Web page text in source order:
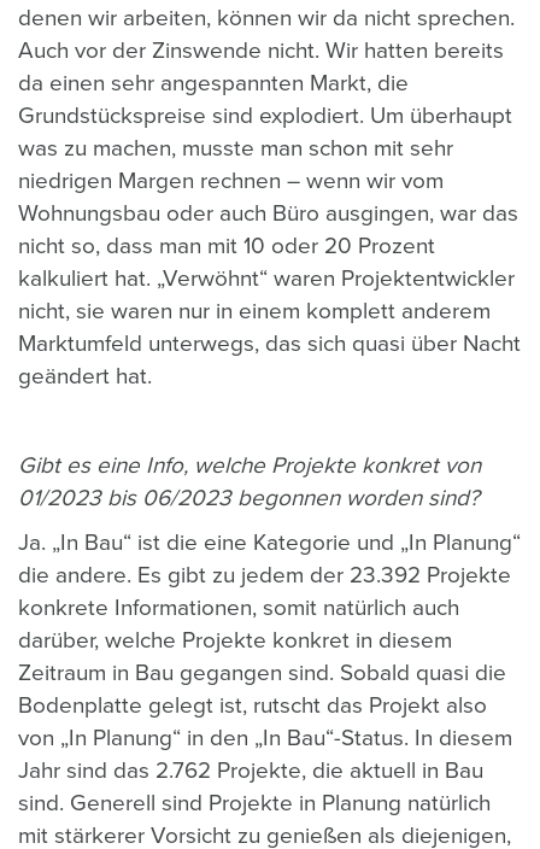
denen wir arbeiten, können wir da nicht sprechen.
Auch vor der Zinswende nicht. Wir hatten bereits
da einen sehr angespannten Markt, die
Grundstückspreise sind explodiert. Um überhaupt
was zu machen, musste man schon mit sehr
niedrigen Margen rechnen – wenn wir vom
Wohnungsbau oder auch Büro ausgingen, war das
nicht so, dass man mit 10 oder 20 Prozent
kalkuliert hat. „Verwöhnt“ waren Projektentwickler
nicht, sie waren nur in einem komplett anderem
Marktumfeld unterwegs, das sich quasi über Nacht
geändert hat.
Gibt es eine Info, welche Projekte konkret von
01/2023 bis 06/2023 begonnen worden sind?
Ja. „In Bau“ ist die eine Kategorie und „In Planung“
die andere. Es gibt zu jedem der 23.392 Projekte
konkrete Informationen, somit natürlich auch
darüber, welche Projekte konkret in diesem
Zeitraum in Bau gegangen sind. Sobald quasi die
Bodenplatte gelegt ist, rutscht das Projekt also
von „In Planung“ in den „In Bau“-Status. In diesem
Jahr sind das 2.762 Projekte, die aktuell in Bau
sind. Generell sind Projekte in Planung natürlich
mit stärkerer Vorsicht zu genießen als diejenigen,